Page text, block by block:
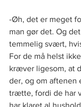
-Øh, det er meget
man gør det. Og
temmelig svært,
For de må helst
kræver ligesom, at
der, og om aftenen
trætte, fordi de har
har klaret al